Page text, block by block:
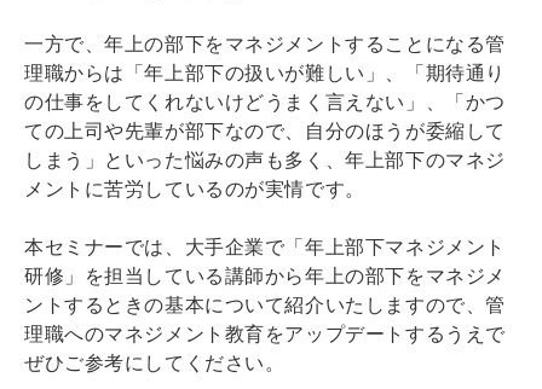
一方で、年上の部下をマネジメントすることになる管
理職からは「年上部下の扱いが難しい」、「期待通り
の仕事をしてくれないけどうまく言えない」、「かつ
ての上司や先輩が部下なので、自分のほうが委縮して
しまう」といった悩みの声も多く、年上部下のマネジ
メントに苦労しているのが実情です。
本セミナーでは、大手企業で「年上部下マネジメント
研修」を担当している講師から年上の部下をマネジメ
ントするときの基本について紹介いたしますので、管
理職へのマネジメント教育をアップデートするうえで
ぜひご参考にしてください。